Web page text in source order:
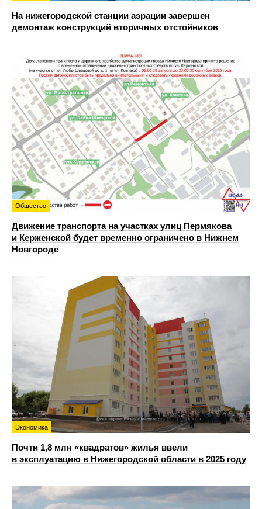
На нижегородской станции аэрации завершен
демонтаж конструкций вторичных отстойников
Общество
Движение транспорта на участках улиц Пермякова
и Керженской будет временно ограничено в Нижнем
Новгороде
Экономика
Почти 1,8 млн «квадратов» жилья ввели
в эксплуатацию в Нижегородской области в 2025 году